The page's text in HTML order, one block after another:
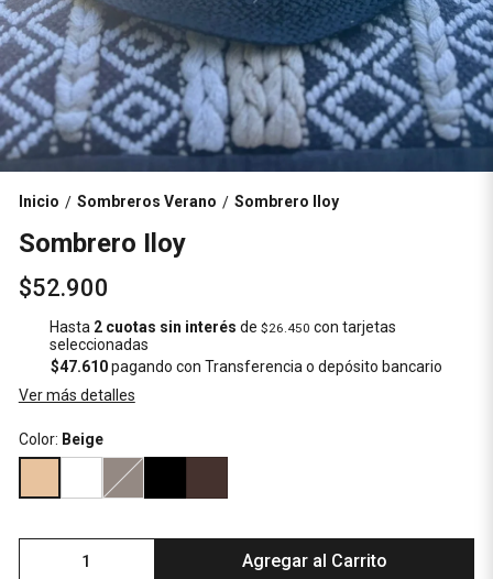
Inicio / Sombreros Verano / Sombrero Iloy
Sombrero Iloy
$52.900
Hasta 2 cuotas sin interés de $26.450 con tarjetas
seleccionadas
$47.610pagando con Transferencia o depósito bancario
Ver más detalles
Color: Beige
Agregar al Carrito